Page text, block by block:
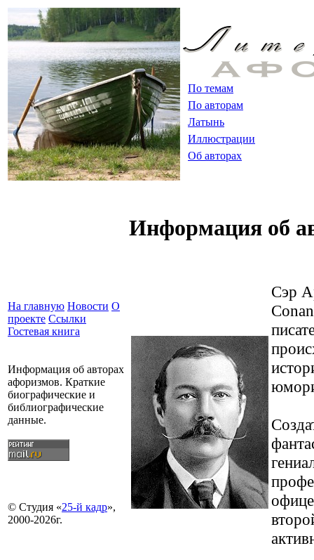
По темам
По авторам
Латынь
Иллюстрации
Об авторах
На главную Новости О
проекте Ссылки
Гостевая книга
Информация об авторах
афоризмов. Краткие
биографические и
библиографические
данные.
© Студия «25-й кадр»,
2000-2026г.
Информация об
Сэр